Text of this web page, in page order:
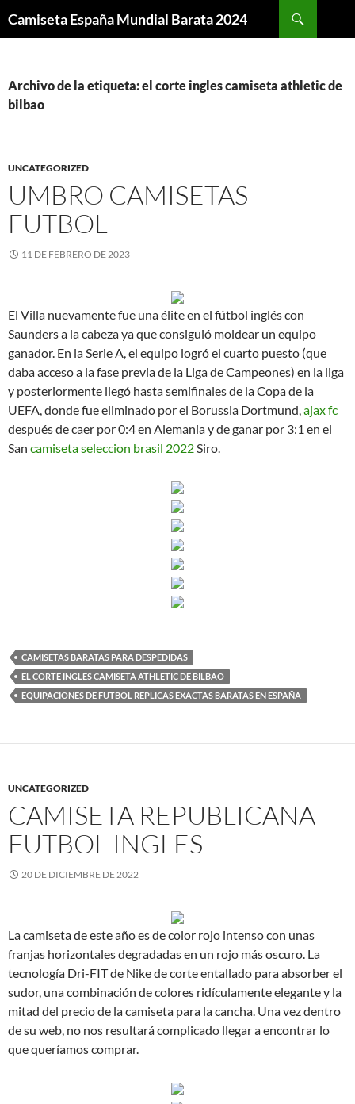
Camiseta España Mundial Barata 2024
Archivo de la etiqueta: el corte ingles camiseta athletic de
bilbao
UNCATEGORIZED
UMBRO CAMISETAS
FUTBOL
11 DE FEBRERO DE 2023
El Villa nuevamente fue una élite en el fútbol inglés con
Saunders a la cabeza ya que consiguió moldear un equipo
ganador. En la Serie A, el equipo logró el cuarto puesto (que
daba acceso a la fase previa de la Liga de Campeones) en la liga
y posteriormente llegó hasta semifinales de la Copa de la
UEFA, donde fue eliminado por el Borussia Dortmund,ajax fc
después de caer por 0:4 en Alemania y de ganar por 3:1 en el
San camiseta seleccion brasil 2022Siro.
CAMISETAS BARATAS PARA DESPEDIDAS
EL CORTE INGLES CAMISETA ATHLETIC DE BILBAO
EQUIPACIONES DE FUTBOL REPLICAS EXACTAS BARATAS EN ESPAÑA
UNCATEGORIZED
CAMISETA REPUBLICANA
FUTBOL INGLES
20 DE DICIEMBRE DE 2022
La camiseta de este año es de color rojo intenso con unas
franjas horizontales degradadas en un rojo más oscuro. La
tecnología Dri-FIT de Nike de corte entallado para absorber el
sudor, una combinación de colores ridículamente elegante y la
mitad del precio de la camiseta para la cancha. Una vez dentro
de su web, no nos resultará complicado llegar a encontrar lo
que queríamos comprar.